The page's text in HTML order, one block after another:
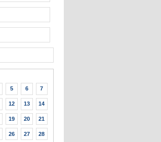
5 6 7
12 13 14
19 20 21
26 27 28